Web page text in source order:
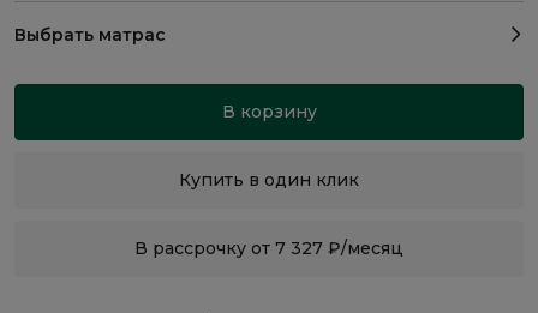
Выбрать матрас
В корзину
Купить в один клик
В рассрочку от 7 327 ₽/месяц